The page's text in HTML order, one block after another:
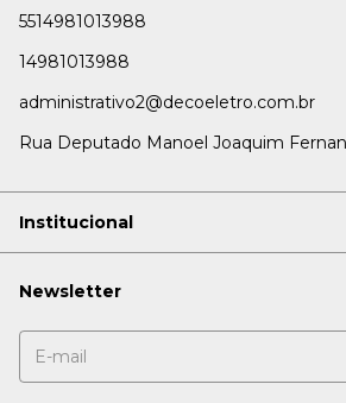
5514981013988
14981013988
administrativo2@decoeletro.com.br
Rua Deputado Manoel Joaquim
Institucional
Newsletter